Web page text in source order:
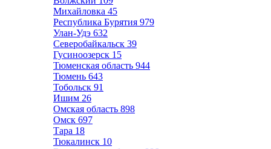
Михайловка 45
Республика Бурятия 979
Улан-Удэ 632
Северобайкальск 39
Гусиноозерск 15
Тюменская область 944
Тюмень 643
Тобольск 91
Ишим 26
Омская область 898
Омск 697
Тара 18
Тюкалинск 10